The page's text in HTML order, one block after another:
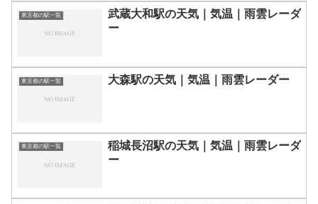
東京都の駅一覧
武蔵大和駅の天気｜気温｜雨雲レーダ
ー
東京都の駅一覧 大森駅の天気｜気温｜雨雲レーダー
東京都の駅一覧
稲城長沼駅の天気｜気温｜雨雲レーダ
ー